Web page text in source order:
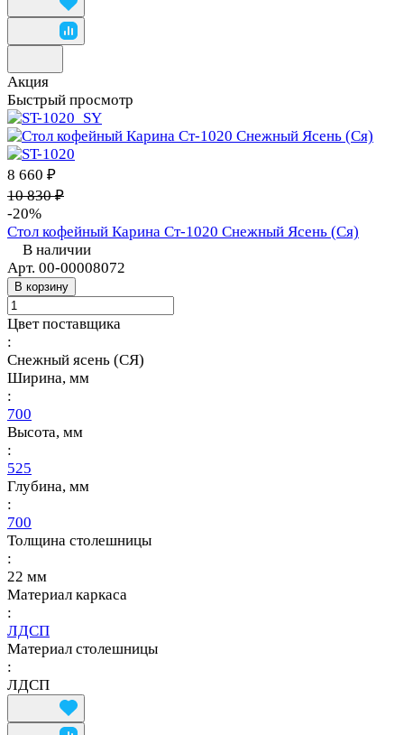
Акция
Быстрый просмотр
8 660 ₽
10 830 ₽
-20%
Стол кофейный Карина Ст-1020 Снежный Ясень (Ся)
В наличии
Арт. 00-00008072
В корзину
Цвет поставщика
:
Снежный ясень (СЯ)
Ширина, мм
:
700
Высота, мм
:
525
Глубина, мм
:
700
Толщина столешницы
:
22 мм
Материал каркаса
:
ЛДСП
Материал столешницы
:
ЛДСП